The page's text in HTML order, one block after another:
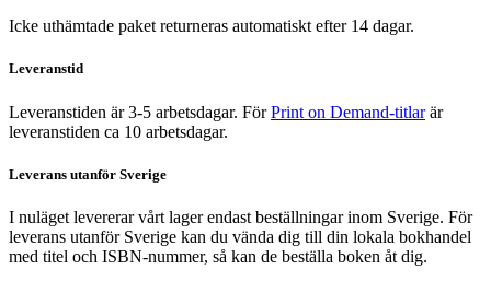
Icke uthämtade paket returneras automatiskt efter 14 dagar.
Leveranstid
Leveranstiden är 3-5 arbetsdagar. FörPrint on Demand-titlarär
leveranstiden ca 10 arbetsdagar.
Leverans utanför Sverige
I nuläget levererar vårt lager endast beställningar inom Sverige. För
leverans utanför Sverige kan du vända dig till din lokala bokhandel
med titel och ISBN-nummer, så kan de beställa boken åt dig.